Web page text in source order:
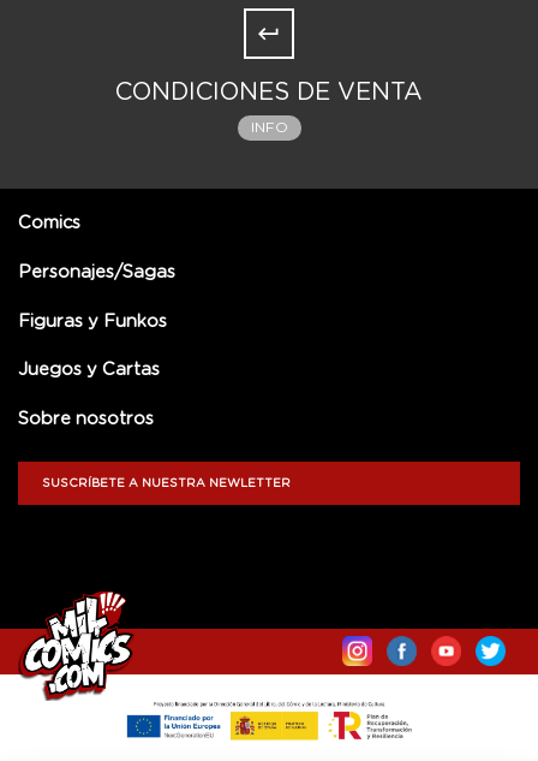
CONDICIONES DE VENTA
INFO
Comics
Personajes/Sagas
Figuras y Funkos
Juegos y Cartas
Sobre nosotros
SUSCRÍBETE A NUESTRA NEWLETTER